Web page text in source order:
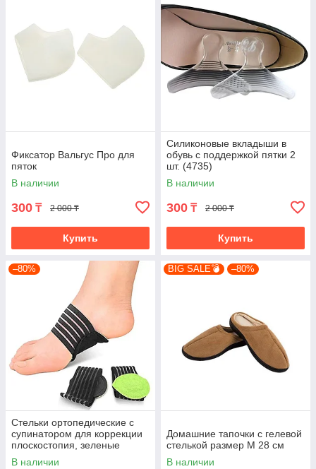
Фиксатор Вальгус Про для
пяток
В наличии
300 ₸ 2 000 ₸
Купить
Силиконовые вкладыши в
обувь с поддержкой пятки 2
шт. (4735)
В наличии
300 ₸ 2 000 ₸
Купить
–80%
Стельки ортопедические с
супинатором для коррекции
плоскостопия, зеленые
(4782-1)
В наличии
BIG SALE💣 –80%
Домашние тапочки с гелевой
стелькой размер M 28 см
В наличии